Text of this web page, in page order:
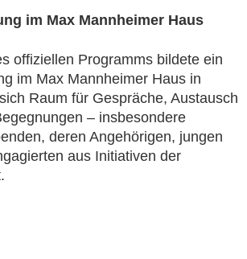
im Max Mannheimer Haus
offiziellen Programms bildete ein
im Max Mannheimer Haus in
Raum für Gespräche, Austausch
– insbesondere
deren Angehörigen, jungen
aus Initiativen der